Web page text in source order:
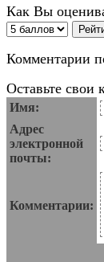
Как Вы
Комментарии
Оставьте свои
Имя:
Адрес
электронной
почты:
Комментарии: